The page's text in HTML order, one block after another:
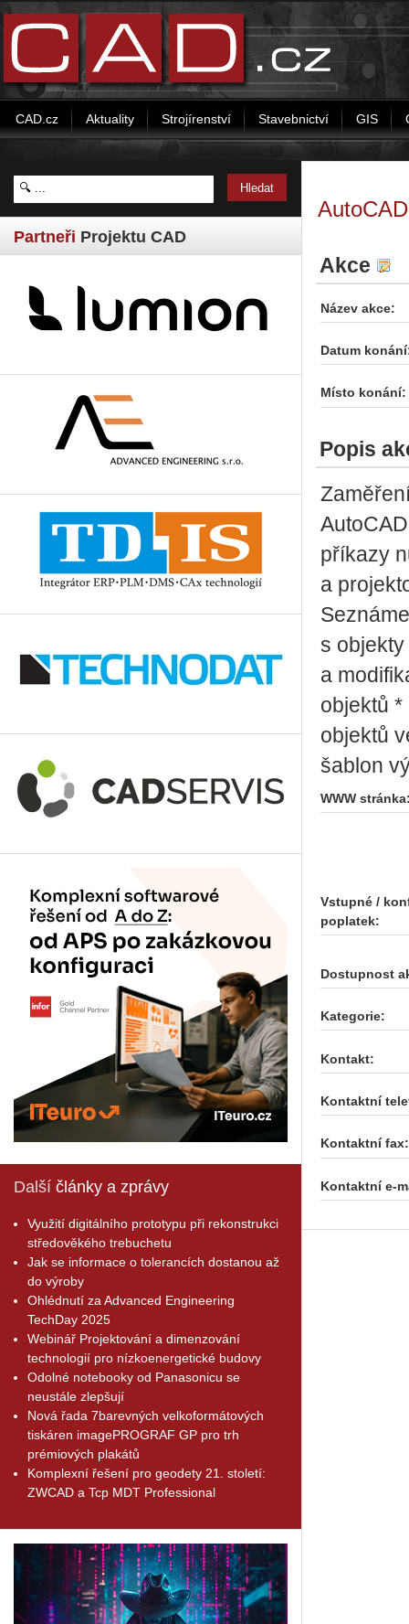
CAD.cz Aktuality Strojírenství Stavebnictví GIS
Partneři Projektu CAD
Další články a zprávy
Využití digitálního prototypu při rekonstrukci
středověkého trebuchetu
Jak se informace o tolerancích dostanou až
do výroby
Ohlédnutí za Advanced Engineering
TechDay 2025
Webinář Projektování a dimenzování
technologií pro nízkoenergetické budovy
Odolné notebooky od Panasonicu se
neustále zlepšují
Nová řada 7barevných velkoformátových
tiskáren imagePROGRAF GP pro trh
prémiových plakátů
Komplexní řešení pro geodety 21. století:
ZWCAD a Tcp MDT Professional
Akce
Název akce:
Datum
Místo konání:
Popis
příkazy
a
s
a
objektů
objektů
šablon
WWW
Vstupné /
poplatek:
Dostupnost
Kategorie:
Kontakt:
Kontaktní
Kontaktní fax:
Kontaktní e-